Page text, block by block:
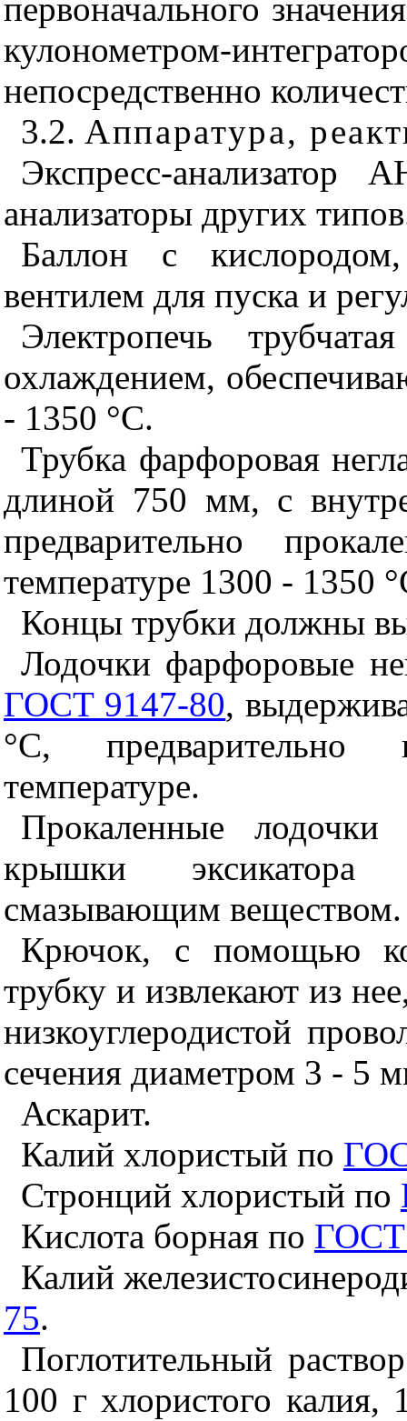
первоначального
кулонометром-
непосредственно
3.2. Аппаратура,
Экспресс-анализатор
анализаторы других
Баллон с
вентилем для пуска и
Электропечь
охлаждением,
- 1350 °С.
Трубка фарфоровая
длиной 750 мм, с
предварительно
температуре 1300 - 1350
Концы трубки должны
Лодочки фарфоровые
ГОСТ 9147-80,
°С, предварительно
температуре.
Прокаленные
крышки
смазывающим веществом.
Крючок, с помощью
трубку и извлекают из
низкоуглеродистой
сечения диаметром 3 - 5
Аскарит.
Калий хлористый по
Стронций хлористый по
Кислота борная по ГОСТ
Калий
75.
Поглотительный
100 г хлористого калия,